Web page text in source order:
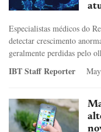
Especialistas médicos do
detectar crescimento
geralmente perdidas pelo
IBT Staff Reporter